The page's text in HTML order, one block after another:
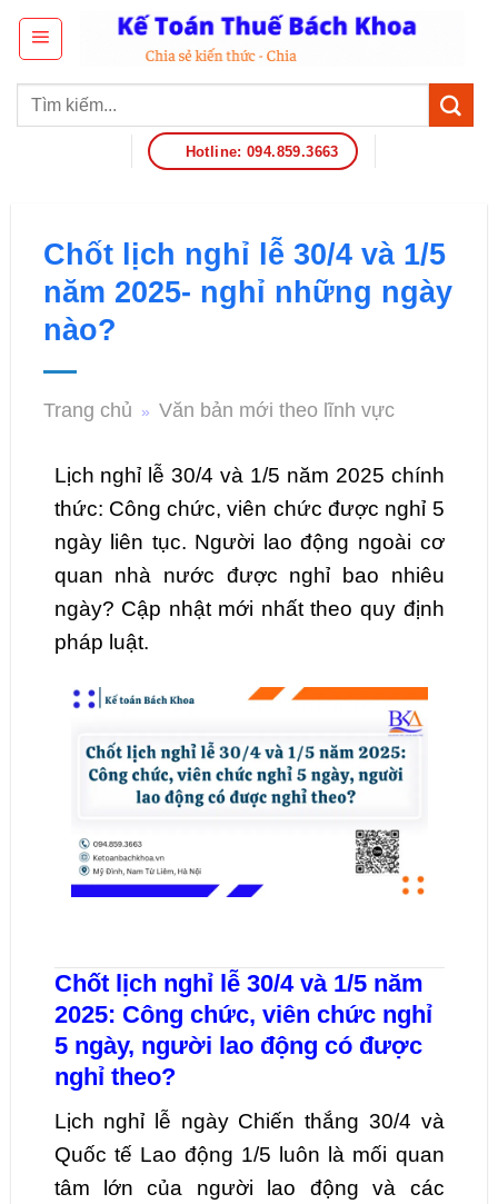
Hotline: 094.859.3663
Chốt lịch nghỉ lễ 30/4 và 1/5
năm 2025- nghỉ những ngày
nào?
Trang chủ » Văn bản mới theo lĩnh vực
Lịch nghỉ lễ 30/4 và 1/5 năm 2025 chính
thức: Công chức, viên chức được nghỉ 5
ngày liên tục. Người lao động ngoài cơ
quan nhà nước được nghỉ bao nhiêu
ngày? Cập nhật mới nhất theo quy định
pháp luật.
Chốt lịch nghỉ lễ 30/4 và 1/5 năm
2025: Công chức, viên chức nghỉ
5 ngày, người lao động có được
nghỉ theo?
Lịch nghỉ lễ ngày Chiến thắng 30/4 và
Quốc tế Lao động 1/5 luôn là mối quan
tâm lớn của người lao động và các